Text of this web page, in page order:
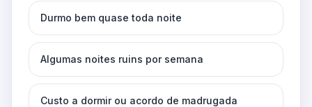
Durmo bem quase toda noite
Algumas noites ruins por semana
Custo a dormir ou acordo de madrugada